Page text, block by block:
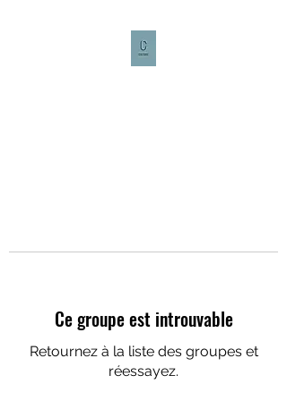
Ce groupe est introuvable
Retournez à la liste des groupes et
réessayez.